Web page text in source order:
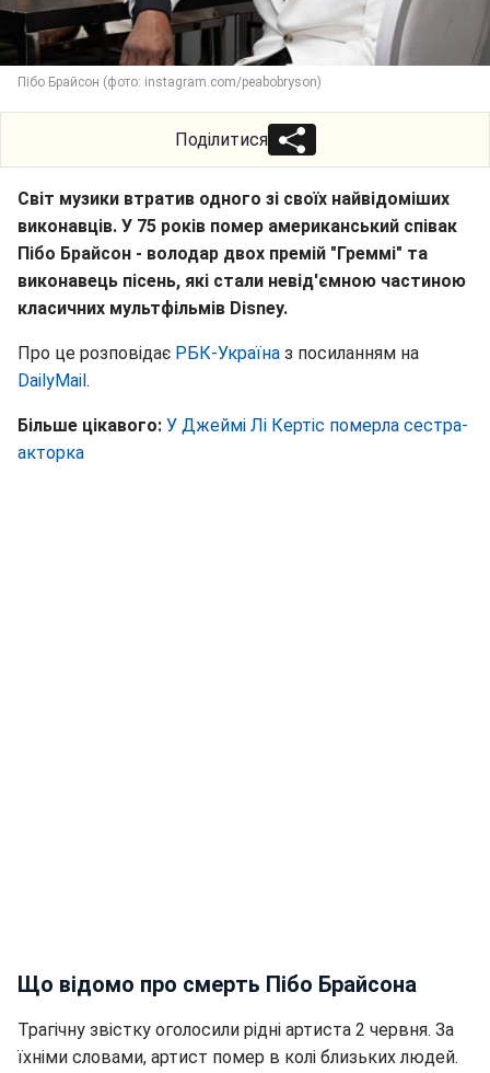
Пібо Брайсон (фото: instagram.com/peabobryson)
Поділитися
Світ музики втратив одного зі своїх найвідоміших
виконавців. У 75 років помер американський співак
Пібо Брайсон - володар двох премій "Греммі" та
виконавець пісень, які стали невід'ємною частиною
класичних мультфільмів Disney.
Про це розповідає РБК-Україна з посиланням на
DailyMail.
Більше цікавого: У Джеймі Лі Кертіс померла сестра-
акторка
Що відомо про смерть Пібо Брайсона
Трагічну звістку оголосили рідні артиста 2 червня. За
їхніми словами, артист помер в колі близьких людей.